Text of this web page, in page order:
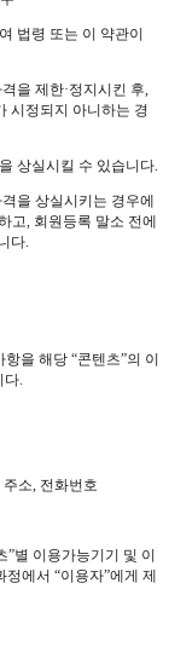
법령 또는 이 약관이
을 제한·정지시킨 후,
시정되지 아니하는 경
상실시킬 수 있습니다.
을 상실시키는 경우에
고, 회원등록 말소 전에
다.
을 해당 “콘텐츠”의 이
다.
소, 전화번호
별 이용가능기기 및 이
에서 “이용자”에게 제